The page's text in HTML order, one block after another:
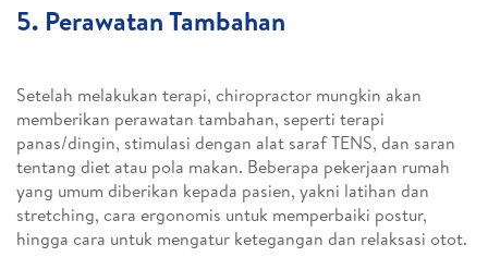
5. Perawatan Tambahan
Setelah melakukan terapi, chiropractor mungkin akan
memberikan perawatan tambahan, seperti terapi
panas/dingin, stimulasi dengan alat saraf TENS, dan saran
tentang diet atau pola makan. Beberapa pekerjaan rumah
yang umum diberikan kepada pasien, yakni latihan dan
stretching, cara ergonomis untuk memperbaiki postur,
hingga cara untuk mengatur ketegangan dan relaksasi otot.